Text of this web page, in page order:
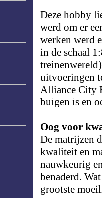
Deze hobby
werd om er
werken werd
in de schaal
uitvoeringen
Alliance City
buigen is en
Oog voor
De matrijzen
kwaliteit en
nauwkeurig
benaderd.
grootste